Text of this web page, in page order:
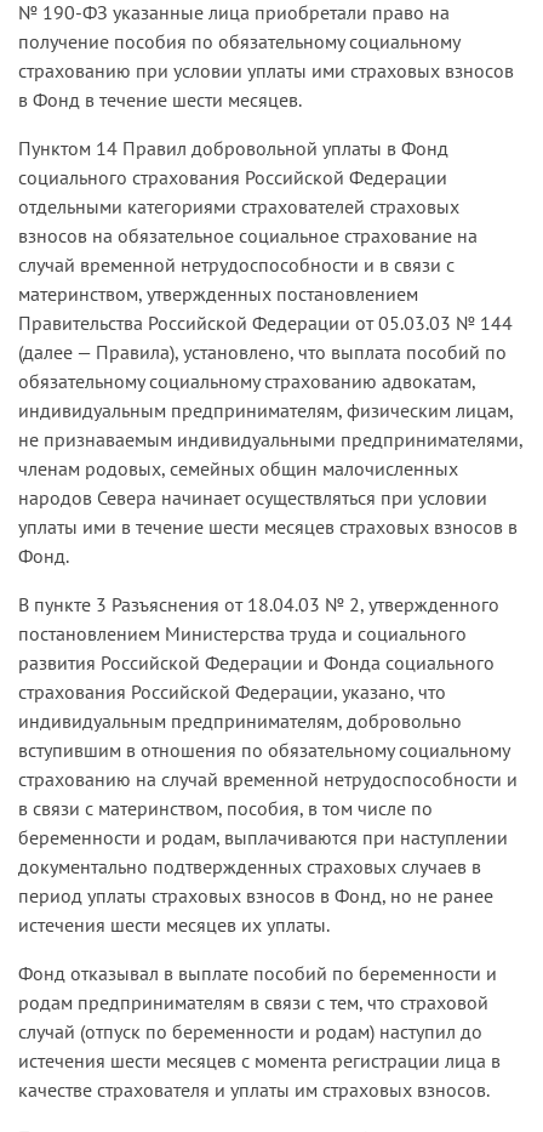
№ 190-ФЗ указанные лица приобретали право на
получение пособия по обязательному социальному
страхованию при условии уплаты ими страховых взносов
в Фонд в течение шести месяцев.
Пунктом 14 Правил добровольной уплаты в Фонд
социального страхования Российской Федерации
отдельными категориями страхователей страховых
взносов на обязательное социальное страхование на
случай временной нетрудоспособности и в связи с
материнством, утвержденных постановлением
Правительства Российской Федерации от 05.03.03 № 144
(далее — Правила), установлено, что выплата пособий по
обязательному социальному страхованию адвокатам,
индивидуальным предпринимателям, физическим лицам,
не признаваемым индивидуальными предпринимателями,
членам родовых, семейных общин малочисленных
народов Севера начинает осуществляться при условии
уплаты ими в течение шести месяцев страховых взносов в
Фонд.
В пункте 3 Разъяснения от 18.04.03 № 2, утвержденного
постановлением Министерства труда и социального
развития Российской Федерации и Фонда социального
страхования Российской Федерации, указано, что
индивидуальным предпринимателям, добровольно
вступившим в отношения по обязательному социальному
страхованию на случай временной нетрудоспособности и
в связи с материнством, пособия, в том числе по
беременности и родам, выплачиваются при наступлении
документально подтвержденных страховых случаев в
период уплаты страховых взносов в Фонд, но не ранее
истечения шести месяцев их уплаты.
Фонд отказывал в выплате пособий по беременности и
родам предпринимателям в связи с тем, что страховой
случай (отпуск по беременности и родам) наступил до
истечения шести месяцев с момента регистрации лица в
качестве страхователя и уплаты им страховых взносов.